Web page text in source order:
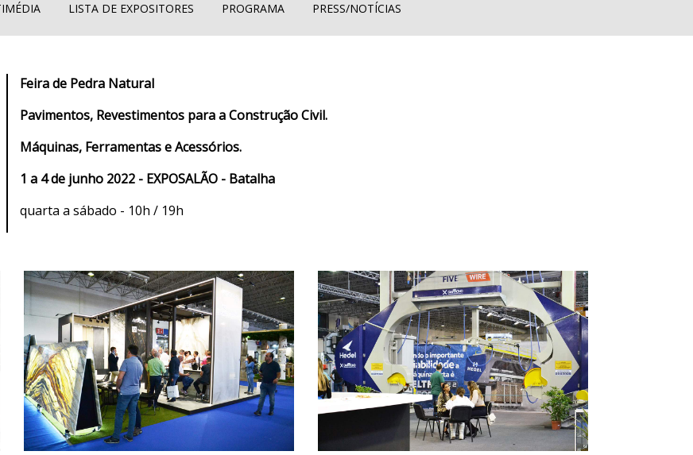
LISTA DE EXPOSITORES PROGRAMA PRESS/NOTÍCIAS
Feira de Pedra Natural
Pavimentos, Revestimentos para a Construção Civil.
Máquinas, Ferramentas e Acessórios.
1 a 4 de junho 2022 - EXPOSALÃO - Batalha
quarta a sábado - 10h / 19h